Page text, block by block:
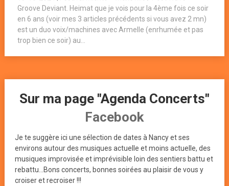
Groove Deviant. Heimat que je vois pour la 4ème fois ce soir
en 6 ans (voir mes 3 articles précédents si vous avez 2 mn)
est un duo voix/machines avec Armelle (enrhumée et pas
trop bien ce soir) au...
Sur ma page "Agenda Concerts"
Facebook
Je te suggère ici une sélection de dates à Nancy et ses
environs autour des musiques actuelle et moins actuelle, des
musiques improvisée et imprévisible loin des sentiers battu et
rebattu...Bons concerts, bonnes soirées au plaisir de vous y
croiser et recroiser !!!